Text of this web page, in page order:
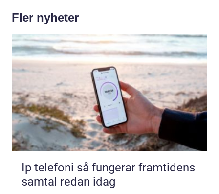
Fler nyheter
Ip telefoni så fungerar framtidens
samtal redan idag